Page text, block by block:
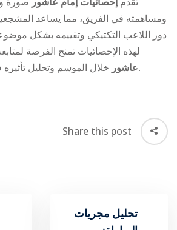
ومساهمته في الفريق، مما يساعد
دور اللاعب التكتيكي وتقييمه بشكل
لهذه الإحصائيات تمنح الفرصة
عاشورخلال الموسم وتحليل تأثيره في المباريات المختلفة.
Share this post
تحليل مجريات